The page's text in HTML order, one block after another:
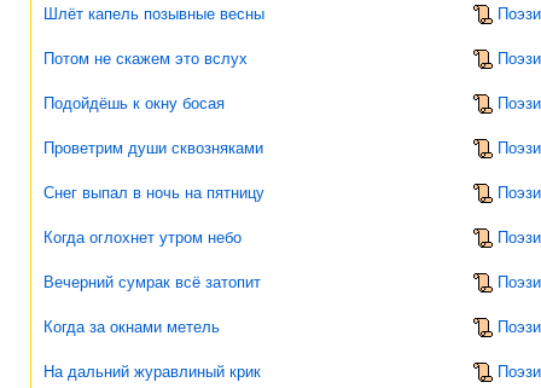
Шлёт капель позывные весны
Потом не скажем это вслух
Подойдёшь к окну босая
Проветрим души сквозняками
Снег выпал в ночь на пятницу
Когда оглохнет утром небо
Вечерний сумрак всё затопит
Когда за окнами метель
На дальний журавлиный крик